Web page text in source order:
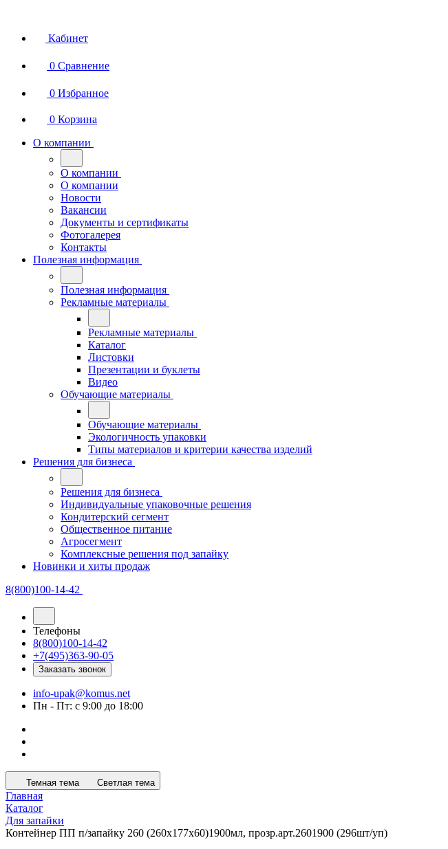
Кабинет
0 Сравнение
0 Избранное
0 Корзина
О компании
О компании
О компании
Новости
Вакансии
Документы и сертификаты
Фотогалерея
Контакты
Полезная информация
Полезная информация
Рекламные материалы
Рекламные материалы
Каталог
Листовки
Презентации и буклеты
Видео
Обучающие материалы
Обучающие материалы
Экологичность упаковки
Типы материалов и критерии качества изделий
Решения для бизнеса
Решения для бизнеса
Индивидуальные упаковочные решения
Кондитерский сегмент
Общественное питание
Агросегмент
Комплексные решения под запайку
Новинки и хиты продаж
8(800)100-14-42
Телефоны
8(800)100-14-42
+7(495)363-90-05
Заказать звонок
info-upak@komus.net
Пн - Пт: с 9:00 до 18:00
Темная тема Светлая тема
Главная
Каталог
Для запайки
Контейнер ПП п/запайку 260 (260х177х60)1900мл, прозр.арт.2601900 (296шт/уп)